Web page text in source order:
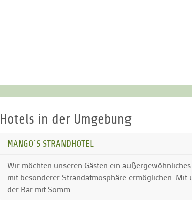
Hotels in der Umgebung
MANGO`S STRANDHOTEL
Wir möchten unseren Gästen ein
mit besonderer Strandatmosphäre ermöglichen. Mit
der Bar mit Somm...